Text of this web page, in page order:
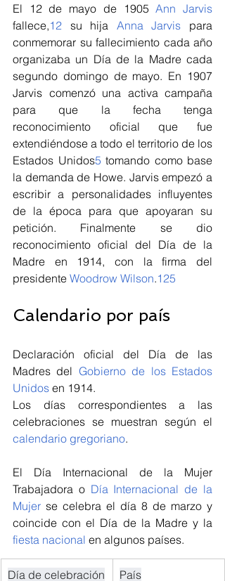
El 12 de mayo de 1905 Ann Jarvis
fallece,1 2 ​ su hija Anna Jarvis para
conmemorar su fallecimiento cada año
organizaba un Día de la Madre cada
segundo domingo de mayo. En 1907
Jarvis comenzó una activa campaña
para que la fecha tenga
reconocimiento oficial que fue
extendiéndose a todo el territorio de los
Estados Unidos5 ​ tomando como base
la demanda de Howe. Jarvis empezó a
escribir a personalidades influyentes
de la época para que apoyaran su
petición. Finalmente se dio
reconocimiento oficial del Día de la
Madre en 1914, con la firma del
presidente Woodrow Wilson.1 25
Calendario por país
Declaración oficial del Día de las
Madres del Gobierno de los Estados
Unidos en 1914.
Los días correspondientes a las
calendario gregoriano.
El Día Internacional de la Mujer
Trabajadora o Día Internacional de la
Mujer se celebra el día 8 de marzo y
fiesta nacional en algunos países.
Día de celebración País